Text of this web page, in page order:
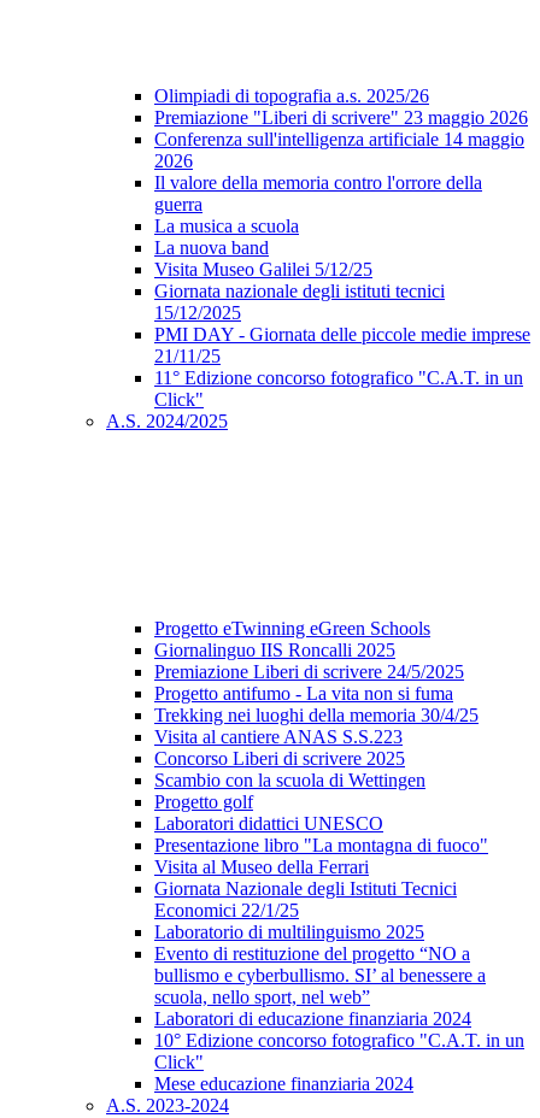
Olimpiadi di topografia a.s. 2025/26
Premiazione "Liberi di scrivere" 23 maggio 2026
Conferenza sull'intelligenza artificiale 14 maggio
2026
Il valore della memoria contro l'orrore della
guerra
La musica a scuola
La nuova band
Visita Museo Galilei 5/12/25
Giornata nazionale degli istituti tecnici
15/12/2025
PMI DAY - Giornata delle piccole medie imprese
21/11/25
11° Edizione concorso fotografico "C.A.T. in un
Click"
A.S. 2024/2025
Progetto eTwinning eGreen Schools
Giornalinguo IIS Roncalli 2025
Premiazione Liberi di scrivere 24/5/2025
Progetto antifumo - La vita non si fuma
Trekking nei luoghi della memoria 30/4/25
Visita al cantiere ANAS S.S.223
Concorso Liberi di scrivere 2025
Scambio con la scuola di Wettingen
Progetto golf
Laboratori didattici UNESCO
Presentazione libro "La montagna di fuoco"
Visita al Museo della Ferrari
Giornata Nazionale degli Istituti Tecnici
Economici 22/1/25
Laboratorio di multilinguismo 2025
Evento di restituzione del progetto “NO a
bullismo e cyberbullismo. SI’ al benessere a
scuola, nello sport, nel web”
Laboratori di educazione finanziaria 2024
10° Edizione concorso fotografico "C.A.T. in un
Click"
Mese educazione finanziaria 2024
A.S. 2023-2024